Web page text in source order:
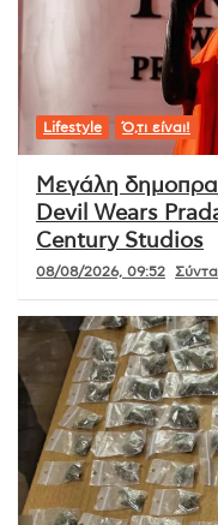
Lifestyle Ό,τι είναι!
Μεγάλη
Devil Wears
Century Studios
08/08/2026, 09:52